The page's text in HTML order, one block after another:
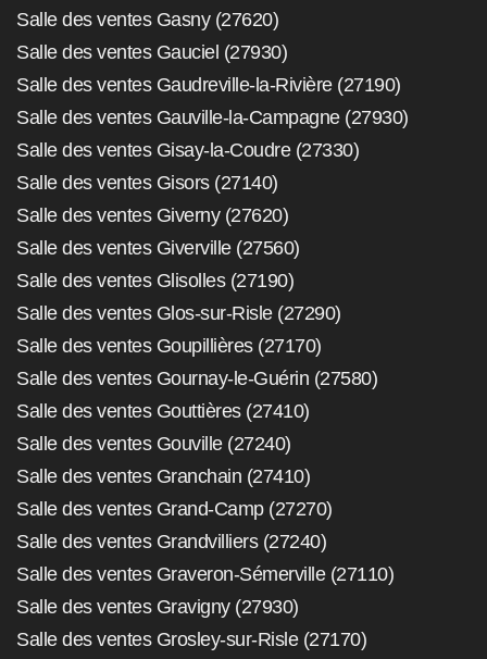
Salle des ventes Gasny (27620)
Salle des ventes Gauciel (27930)
Salle des ventes Gaudreville-la-Rivière (27190)
Salle des ventes Gauville-la-Campagne (27930)
Salle des ventes Gisay-la-Coudre (27330)
Salle des ventes Gisors (27140)
Salle des ventes Giverny (27620)
Salle des ventes Giverville (27560)
Salle des ventes Glisolles (27190)
Salle des ventes Glos-sur-Risle (27290)
Salle des ventes Goupillières (27170)
Salle des ventes Gournay-le-Guérin (27580)
Salle des ventes Gouttières (27410)
Salle des ventes Gouville (27240)
Salle des ventes Granchain (27410)
Salle des ventes Grand-Camp (27270)
Salle des ventes Grandvilliers (27240)
Salle des ventes Graveron-Sémerville (27110)
Salle des ventes Gravigny (27930)
Salle des ventes Grosley-sur-Risle (27170)